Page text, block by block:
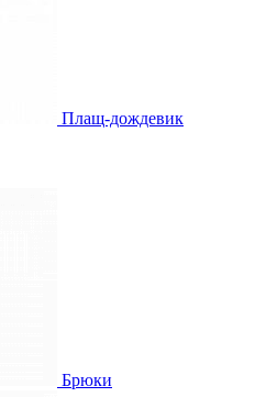
Плащ-дождевик
Брюки